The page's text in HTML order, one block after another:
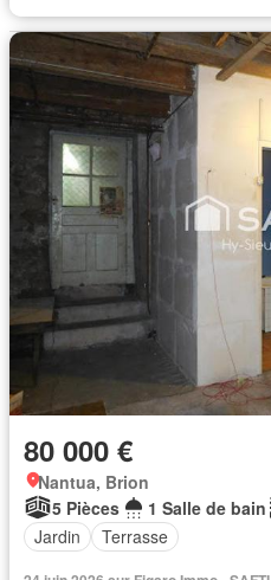
80 000 €
Nantua, Brion
5 Pièces
1 Salle de bain
Jardin
Terrasse